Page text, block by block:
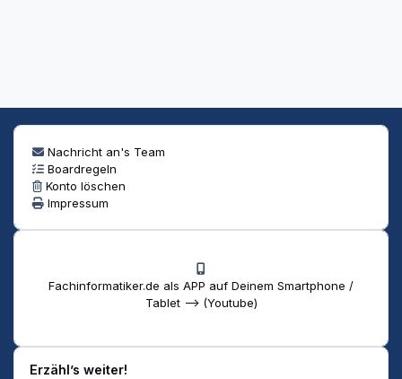
Nachricht an's Team
Boardregeln
Konto löschen
Impressum
Fachinformatiker.de als APP auf Deinem Smartphone /
Tablet --> (Youtube)
Erzähl’s weiter!